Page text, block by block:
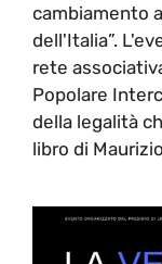
cambiamento
dell'Italia”.
rete
Popolare
della legalità
libro di